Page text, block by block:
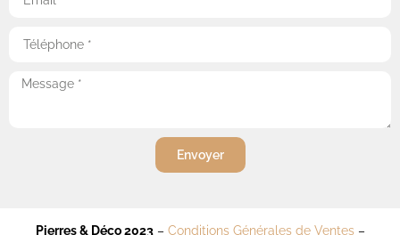
Envoyer
Pierres & Déco 2023– Conditions Générales de Ventes–